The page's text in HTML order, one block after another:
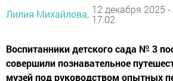
Лилия Михайлова, 12 декабря 2025 -
17:02
Воспитанники детского сада № 3
совершили познавательное
музей под руководством опытных